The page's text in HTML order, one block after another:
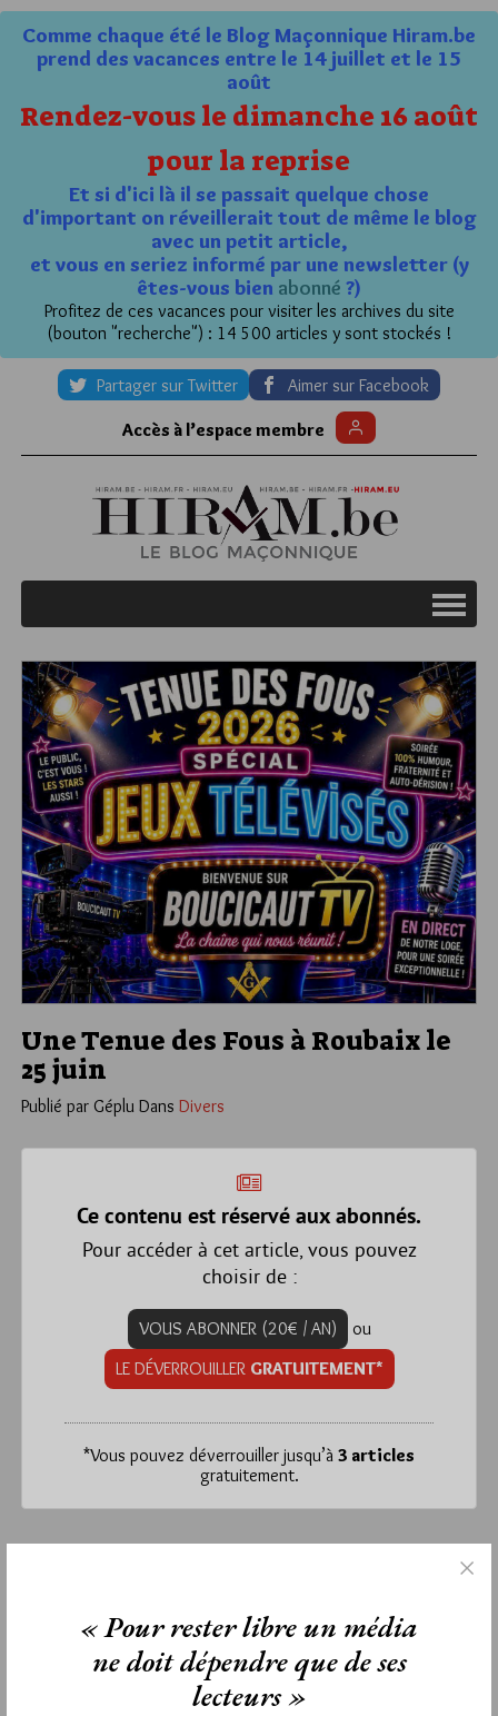
Comme chaque été le Blog Maçonnique Hiram.be
prend des vacances entre le 14 juillet et le 15
août
Rendez-vous le dimanche 16 août
pour la reprise
Et si d'ici là il se passait quelque chose
d'important on réveillerait tout de même le blog
avec un petit article,
et vous en seriez informé par une newsletter (y
êtes-vous bien abonné ?)
Profitez de ces vacances pour visiter les archives du site
(bouton "recherche") : 14 500 articles y sont stockés !
Partager sur Twitter Aimer sur Facebook
Accès à l’espace membre
Une Tenue des Fous à Roubaix le
25 juin
Publié par Géplu Dans Divers
Ce contenu est réservé aux abonnés.
Pour accéder à cet article, vous pouvez
choisir de :
VOUS ABONNER (20€ / AN)
ou
LE DÉVERROUILLER GRATUITEMENT*
*Vous pouvez déverrouiller jusqu’à 3 articles
gratuitement.
Aucun commentaire
roubaix Tenue des Fous
« Pour rester libre un média
ne doit dépendre que de ses
lecteurs »